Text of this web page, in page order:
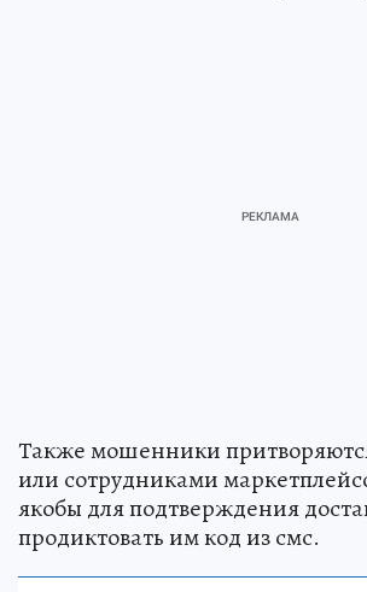
Также мошенники
или сотрудниками
якобы для подтверждения
продиктовать им код из смс.